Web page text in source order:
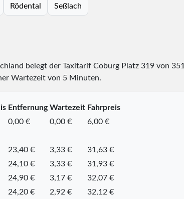
Rödental Seßlach
belegt der Taxitarif Coburg Platz 319von 351
Wartezeit von 5 Minuten.
Entfernung Wartezeit Fahrpreis
0,00 € 0,00 €
6,00 €
23,40 € 3,33 €
31,63 €
24,10 € 3,33 €
31,93 €
24,90 € 3,17 €
32,07 €
24,20 € 2,92 €
32,12 €